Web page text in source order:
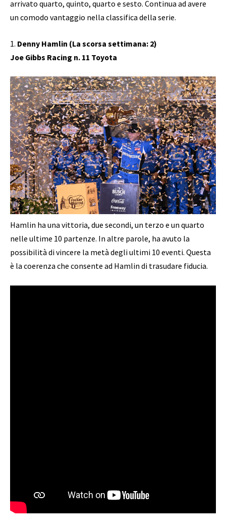
arrivato quarto, quinto, quarto e sesto. Continua ad avere
un comodo vantaggio nella classifica della serie.
1. Denny Hamlin (La scorsa settimana: 2)
Joe Gibbs Racing n. 11 Toyota
Hamlin ha una vittoria, due secondi, un terzo e un quarto
nelle ultime 10 partenze. In altre parole, ha avuto la
possibilità di vincere la metà degli ultimi 10 eventi. Questa
è la coerenza che consente ad Hamlin di trasudare fiducia.